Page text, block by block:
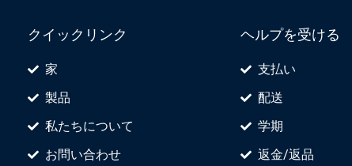
ン
は
ー
クイックリンク
家
製品
私たちについて
お問い合わせ
ヘルプを受ける
支払い
配送
学期
返金/返品